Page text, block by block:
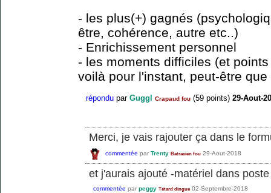
- les plus(+) gagnés
être, cohérence, autre etc..)
- Enrichissement personnel
- les moments difficiles (et
voilà pour l'instant, peut-être
répondu par Guggl Crapaud fou (59 points) 29-Aout-
Merci, je vais rajouter ça dans le
commentée par Trenty Batracien fou 29-Aout-2018
et j'aurais ajouté -matériel dans
commentée par peggy Tétard dingue 02-Septembre-2018